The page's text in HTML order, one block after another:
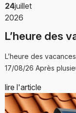
24juillet
2026
L’heure des
L’heure des
17/08/26 Après
lire l'article